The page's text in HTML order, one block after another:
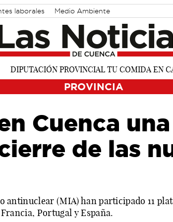
laborales Medio Ambiente
PROVINCIA
Cuenca
de las
(MIA) han participado 11
Portugal y España.